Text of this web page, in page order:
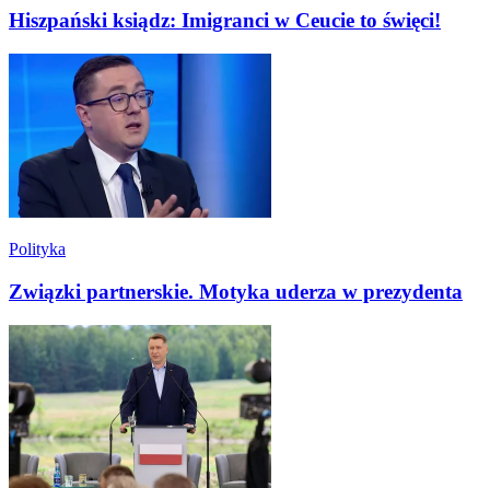
Hiszpański ksiądz: Imigranci w Ceucie to święci!
Polityka
Związki partnerskie. Motyka uderza w prezydenta